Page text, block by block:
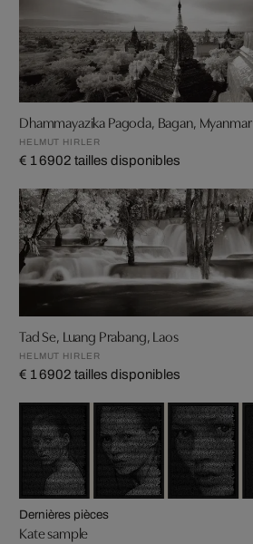
Dhammayazika Pagoda, Bagan, Myanmar
HELMUT HIRLER
€ 1 6902 tailles disponibles
Tad Se, Luang Prabang, Laos
HELMUT HIRLER
€ 1 6902 tailles disponibles
Dernières pièces
Kate sample